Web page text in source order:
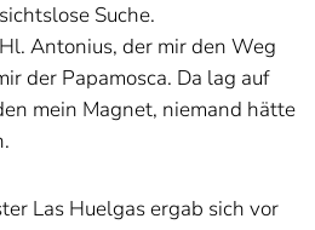
Suche.
Antonius, der mir den Weg
der Papamosca. Da lag auf
mein Magnet, niemand hätte
Las Huelgas ergab sich vor